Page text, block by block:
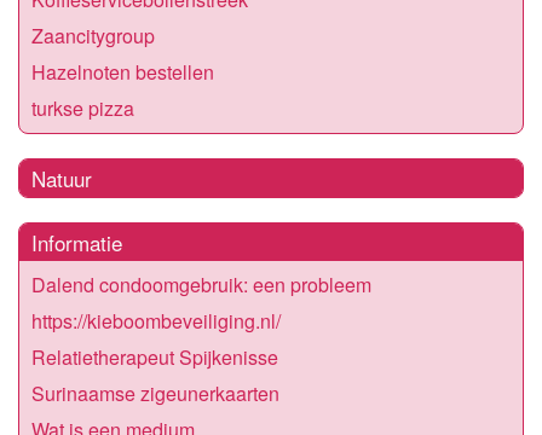
Zaancitygroup
Hazelnoten bestellen
turkse pizza
Natuur
Informatie
Dalend condoomgebruik: een probleem
https://kieboombeveiliging.nl/
Relatietherapeut Spijkenisse
Surinaamse zigeunerkaarten